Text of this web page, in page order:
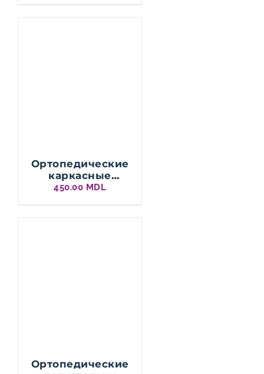
Ортопедические
каркасные
стельки
450.00 MDL
Ортопедические